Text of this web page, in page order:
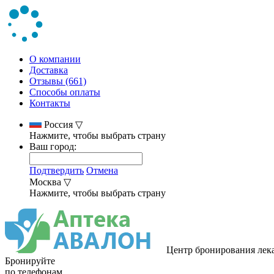
О компании
Доставка
Отзывы (661)
Способы оплаты
Контакты
Россия ▽
Нажмите, чтобы выбрать страну
Ваш город:
Подтвердить Отмена
Москва ▽
Нажмите, чтобы выбрать страну
Центр бронирования
Бронируйте
по телефонам